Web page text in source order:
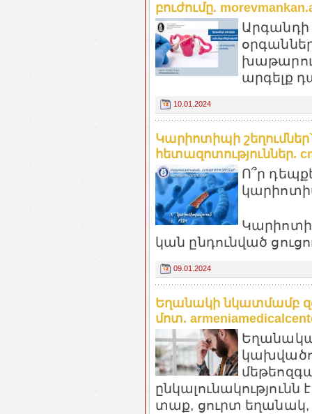
բուժումը.
արգելք
10.01.2024
Կարիոտիպի
հետազոտություններ.
Ո՞ր
կան ընդունված
09.01.2024
Եղանակի նկատմամբ
մոտ.
տաք, ցուրտ եղանակ,